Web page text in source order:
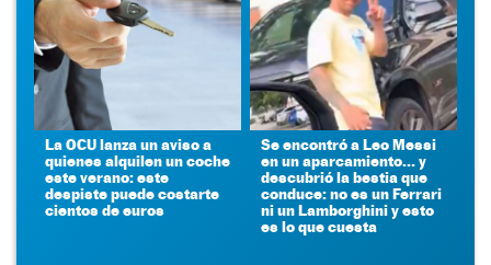
La OCU lanza un aviso a
quienes alquilen un coche
este verano: este
despiste puede costarte
cientos de euros
Se encontró a Leo Messi
en un aparcamiento... y
descubrió la bestia que
conduce: no es un Ferrari
ni un Lamborghini y esto
es lo que cuesta